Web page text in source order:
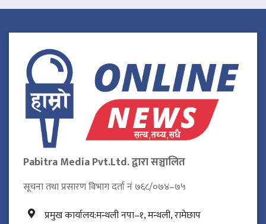
Pabitra Media Pvt.Ltd. द्वारा सञ्चालित
सूचना तथा प्रसारण विभाग दर्ता नं ७६८/०७४–७५
प्रमुख कार्यालय:मन्थली नपा–१, मन्थली, रामेछाप